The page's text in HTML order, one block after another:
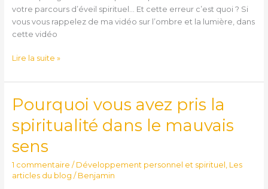
votre parcours d’éveil spirituel… Et cette erreur c’est quoi ? Si
vous vous rappelez de ma vidéo sur l’ombre et la lumière, dans
cette vidéo
Lire la suite »
Pourquoi vous avez pris la
spiritualité dans le mauvais
sens
1 commentaire / Développement personnel et spirituel , Les
articles du blog / Benjamin
Pourquoi
vous
avez
pris
la
spiritualité
dans